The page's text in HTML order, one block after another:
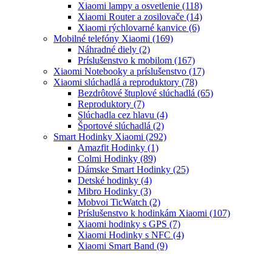
Xiaomi lampy a osvetlenie (118)
Xiaomi Router a zosilovače (14)
Xiaomi rýchlovarné kanvice (6)
Mobilné telefóny Xiaomi (169)
Náhradné diely (2)
Príslušenstvo k mobilom (167)
Xiaomi Notebooky a príslušenstvo (17)
Xiaomi slúchadlá a reproduktory (78)
Bezdrôtové štuplové slúchadlá (65)
Reproduktory (7)
Slúchadla cez hlavu (4)
Športové slúchadlá (2)
Smart Hodinky Xiaomi (292)
Amazfit Hodinky (1)
Colmi Hodinky (89)
Dámske Smart Hodinky (25)
Detské hodinky (4)
Mibro Hodinky (3)
Mobvoi TicWatch (2)
Príslušenstvo k hodinkám Xiaomi (107)
Xiaomi hodinky s GPS (7)
Xiaomi Hodinky s NFC (4)
Xiaomi Smart Band (9)